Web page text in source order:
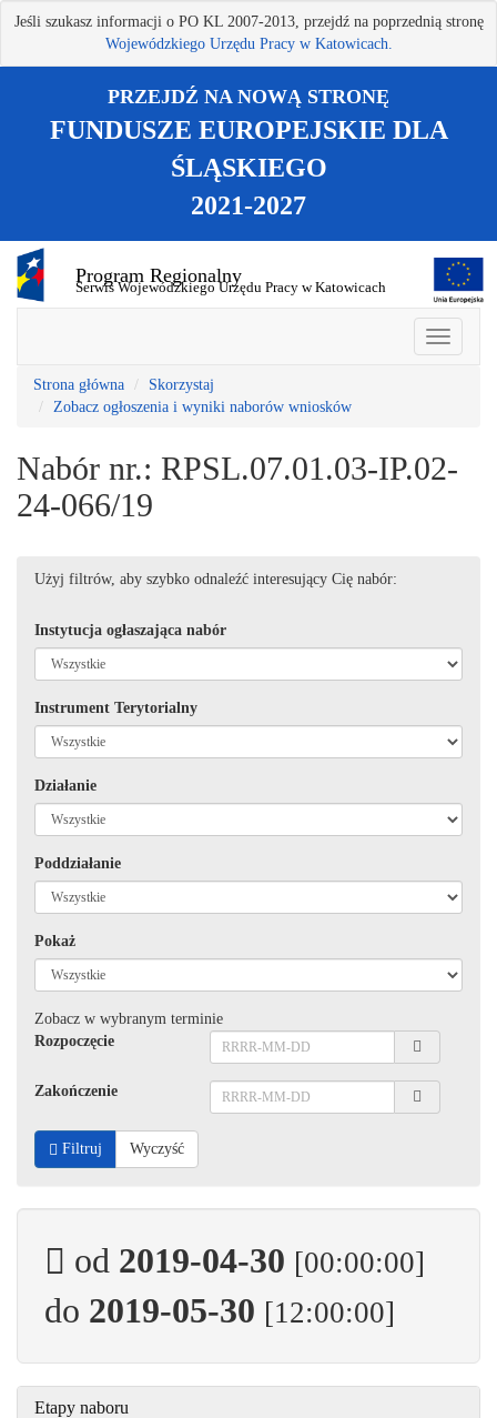
Jeśli szukasz informacji o PO KL 2007-2013, przejdź na poprzednią stronę
Wojewódzkiego Urzędu Pracy w Katowicach.
PRZEJDŹ NA NOWĄ STRONĘ
FUNDUSZE EUROPEJSKIE DLA
ŚLĄSKIEGO
2021-2027
Program Regionalny
Serwis Wojewódzkiego Urzędu Pracy w Katowicach
Strona główna
Skorzystaj
Zobacz ogłoszenia i wyniki naborów wniosków
Nabór nr.: RPSL.07.01.03-IP.02-
24-066/19
Użyj filtrów, aby szybko odnaleźć interesujący Cię nabór:
Instytucja ogłaszająca nabór
Instrument Terytorialny
Działanie
Poddziałanie
Pokaż
Zobacz w wybranym terminie
Rozpoczęcie
Zakończenie
Filtruj Wyczyść
od 2019-04-30 [00:00:00]
do 2019-05-30 [12:00:00]
Etapy naboru